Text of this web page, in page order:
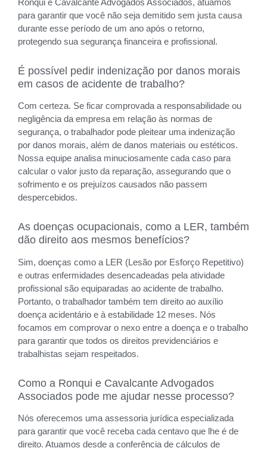
para garantir que você não seja demitido sem justa causa
durante esse período de um ano após o retorno,
protegendo sua segurança financeira e profissional.
É possível pedir indenização por danos morais
em casos de acidente de trabalho?
Com certeza. Se ficar comprovada a responsabilidade ou
negligência da empresa em relação às normas de
segurança, o trabalhador pode pleitear uma indenização
por danos morais, além de danos materiais ou estéticos.
Nossa equipe analisa minuciosamente cada caso para
calcular o valor justo da reparação, assegurando que o
sofrimento e os prejuízos causados não passem
despercebidos.
As doenças ocupacionais, como a LER, também
dão direito aos mesmos benefícios?
Sim, doenças como a LER (Lesão por Esforço Repetitivo)
e outras enfermidades desencadeadas pela atividade
profissional são equiparadas ao acidente de trabalho.
Portanto, o trabalhador também tem direito ao auxílio
doença acidentário e à estabilidade 12 meses. Nós
focamos em comprovar o nexo entre a doença e o trabalho
para garantir que todos os direitos previdenciários e
trabalhistas sejam respeitados.
Como a Ronqui e Cavalcante Advogados
Associados pode me ajudar nesse processo?
Nós oferecemos uma assessoria jurídica especializada
para garantir que você receba cada centavo que lhe é de
direito. Atuamos desde a conferência de cálculos de